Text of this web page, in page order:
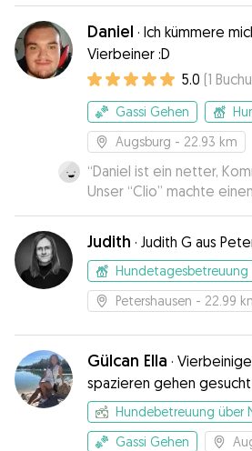
Daniel · Ich kümmere
Vierbeiner :D
5.0 (1
Gassi Gehen
Augsburg - 22.93 km
“Daniel ist ein netter,
Unser “Clio” machte
Daniel gab uns sofort
gelaufen ist. Wir können Daniel nur
weiterempfehlen.”
Judith · Judith G aus
Hundetagesbetreuung
Petershausen - 22.99
Gülcan Ella ·
spazieren gehen gesucht
Hundebetreuung über
Gassi Gehen